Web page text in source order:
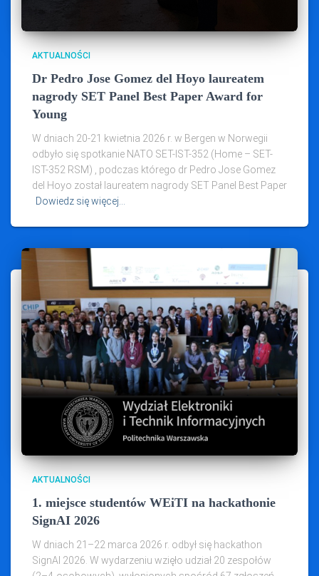
AKTUALNOŚCI
Dr Pedro Jose Gomez del Hoyo laureatem
nagrody SET Panel Best Paper Award for
Young
W dniach 20-21 kwietnia 2026 r. w Bergen w Norwegii
odbyło się spotkanie NATO SET-IST-352 (Home – SET-
IST-352 RSM) , podczas którego dr Pedro Jose Gomez
del Hoyo został laureatem nagrody SET Panel Best Paper
Dowiedz się więcej…
AKTUALNOŚCI
1. miejsce studentów WEiTI na hackathonie
SignAI 2026
W dniach 21–22 marca 2026 r. odbył się hackathon
SignAI 2026. W wydarzeniu wzięło udział 20 zespołów